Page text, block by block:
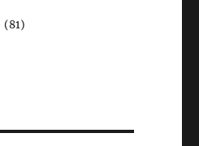
(81)